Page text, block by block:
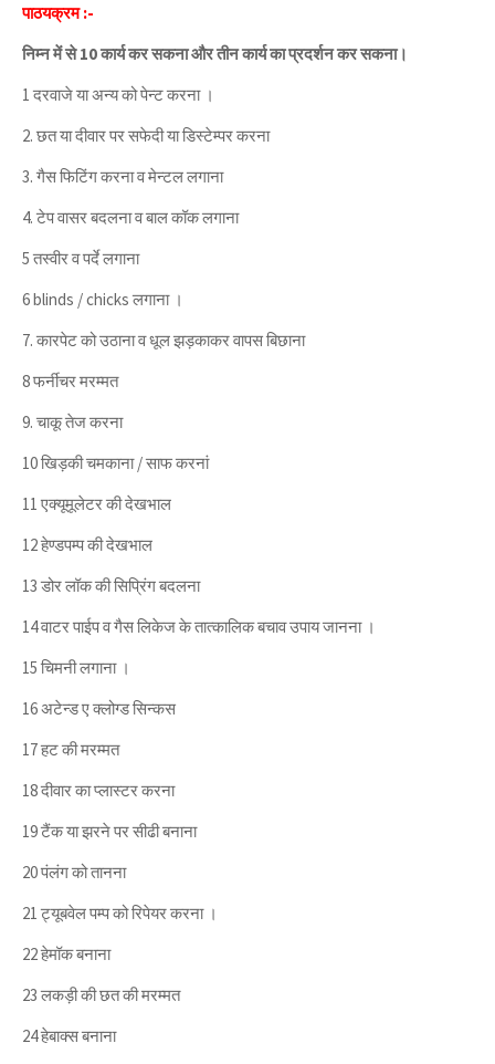
पाठयक्रम :-
निम्न में से 10 कार्य कर सकना और तीन कार्य का प्रदर्शन कर सकना।
1 दरवाजे या अन्य को पेन्ट करना ।
2. छत या दीवार पर सफेदी या डिस्टेम्पर करना
3. गैस फिटिंग करना व मेन्टल लगाना
4. टेप वासर बदलना व बाल कॉक लगाना
5 तस्वीर व पर्दे लगाना
6 blinds / chicks लगाना ।
7. कारपेट को उठाना व धूल झड़काकर वापस बिछाना
8 फर्नीचर मरम्मत
9. चाकू तेज करना
10 खिड़की चमकाना / साफ करनां
11 एक्यूमूलेटर की देखभाल
12 हेण्डपम्प की देखभाल
13 डोर लॉक की सिप्रिंग बदलना
14 वाटर पाईप व गैस लिकेज के तात्कालिक बचाव उपाय जानना ।
15 चिमनी लगाना ।
16 अटेन्ड ए क्लोग्ड सिन्कस
17 हट की मरम्मत
18 दीवार का प्लास्टर करना
19 टैंक या झरने पर सीढी बनाना
20 पंलंग को तानना
21 ट्यूबवेल पम्प को रिपेयर करना ।
22 हेमॉक बनाना
23 लकड़ी की छत की मरम्मत
24 हेबाक्स बनाना